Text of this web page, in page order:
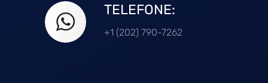
TELEFONE:
+1 (202) 790-7262